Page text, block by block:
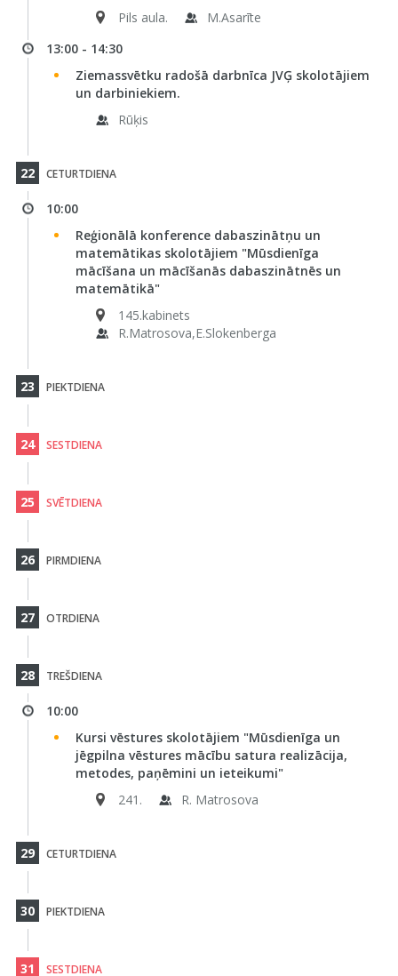
Pils aula.
M.Asarīte
13:00 - 14:30
Ziemassvētku radošā darbnīca JVĢ skolotājiem
un darbiniekiem.
Rūķis
22 CETURTDIENA
10:00
Reģionālā konference dabaszinātņu un
matemātikas skolotājiem "Mūsdienīga
mācīšana un mācīšanās dabaszinātnēs un
matemātikā"
145.kabinets
R.Matrosova,E.Slokenberga
23 PIEKTDIENA
24 SESTDIENA
25 SVĒTDIENA
26 PIRMDIENA
27 OTRDIENA
28 TREŠDIENA
10:00
Kursi vēstures skolotājiem "Mūsdienīga un
jēgpilna vēstures mācību satura realizācija,
metodes, paņēmini un ieteikumi"
241.
R. Matrosova
29 CETURTDIENA
30 PIEKTDIENA
31 SESTDIENA